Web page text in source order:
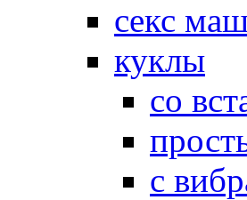
секс
куклы
со
с